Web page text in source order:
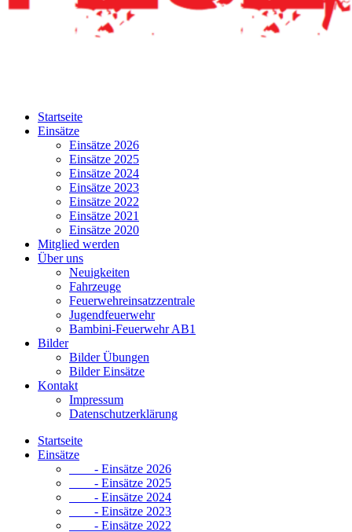
Startseite
Einsätze
Einsätze 2026
Einsätze 2025
Einsätze 2024
Einsätze 2023
Einsätze 2022
Einsätze 2021
Einsätze 2020
Mitglied werden
Über uns
Neuigkeiten
Fahrzeuge
Feuerwehreinsatzzentrale
Jugendfeuerwehr
Bambini-Feuerwehr AB1
Bilder
Bilder Übungen
Bilder Einsätze
Kontakt
Impressum
Datenschutzerklärung
Startseite
Einsätze
- Einsätze 2026
- Einsätze 2025
- Einsätze 2024
- Einsätze 2023
- Einsätze 2022